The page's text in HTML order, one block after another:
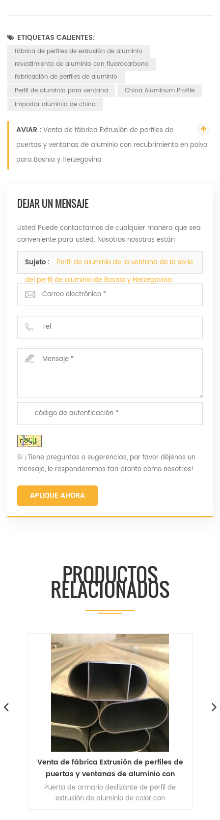
ETIQUETAS CALIENTES:
fábrica de perfiles de extrusión de aluminio
revestimiento de aluminio con fluorocarbono
fabricación de perfiles de aluminio
Perfil de aluminio para ventana
China Aluminum Profile
importar aluminio de china
AVIAR :Venta de fábrica Extrusión de perfiles de
puertas y ventanas de aluminio con recubrimiento en polvo
para Bosnia y Herzegovina
DEJAR UN MENSAJE
Usted Puede contactarnos de cualquier manera que sea
conveniente para usted. Nosotros nosotros están
disponibles 24 / 7 VIA Fax, correo electrónico o Teléfono.
Sujeto :
Perfil de aluminio de la ventana de la serie
del perfil de aluminio de Bosnia y Herzegovina
Si ¡Tiene preguntas o sugerencias, por favor déjenos un
mensaje, le responderemos tan pronto como nosotros!
APLIQUE AHORA
PRODUCTOS
RELACIONADOS
Venta de fábrica Extrusión de perfiles de
puertas y ventanas de aluminio con
recubrimiento en polvo para Bosnia y
Herzegovina
Puerta de armario deslizante de perfil de
extrusión de aluminio de color con